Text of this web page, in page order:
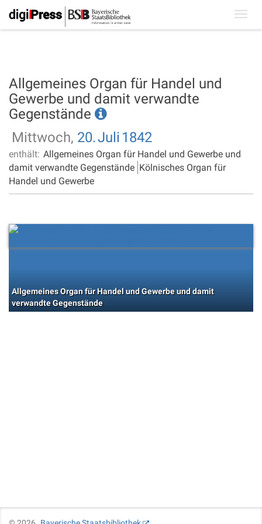
Allgemeines Organ für Handel und
Gewerbe und damit verwandte
Gegenstände
Mittwoch, 20.Juli 1842
enthält: Allgemeines Organ für Handel und Gewerbe und
damit verwandte Gegenstände Kölnisches Organ für
Handel und Gewerbe
Allgemeines Organ für Handel und Gewerbe und damit
verwandte Gegenstände